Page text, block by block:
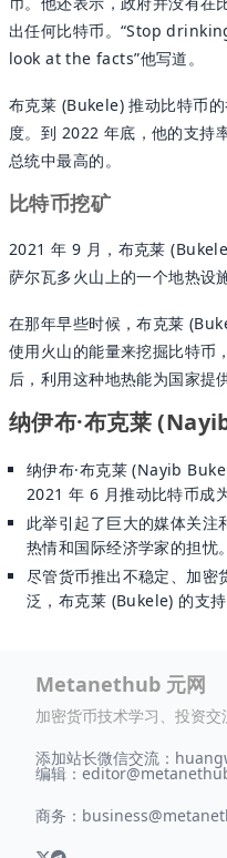
出任何比特币。“Stop
look at the facts”他写道。
布克莱 (Bukele) 推动比特币
度。到 2022 年底，他的支持
总统中最高的。
比特币挖矿
2021 年 9 月，布克莱
萨尔瓦多火山上的一个地热设
在那年早些时候，布克莱
使用火山的能量来挖掘比特币
后，利用这种地热能为国家提
纳伊布·布克莱
纳伊布·布克莱 (Nayib
2021 年 6 月推动比特币成
此举引起了巨大的媒体关注
热情和国际经济学家的担忧。
尽管货币推出不稳定、加密
泛，布克莱 (Bukele) 的支持
Metanethub 元网
加密货币技术学习、投资交
添加站长微信交流：
编辑：
商务：